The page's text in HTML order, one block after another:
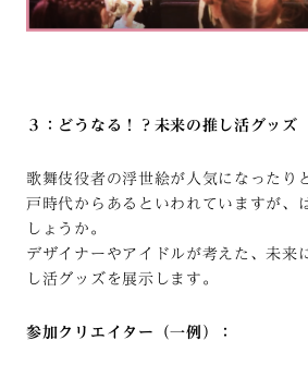
３：どうなる！？未来の推し活グッズ
歌舞伎役者の浮世絵が人気になったり
戸時代からあるといわれていますが、
しょうか。
デザイナーやアイドルが考えた、未来
し活グッズを展示します。
参加クリエイター（一例）：